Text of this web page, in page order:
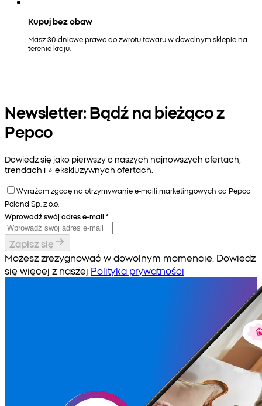
Kupuj bez obaw
Masz 30-dniowe prawo do zwrotu towaru w dowolnym sklepie na
terenie kraju.
Newsletter: Bądź na bieżąco z
Pepco
Dowiedz się jako pierwszy o naszych najnowszych ofertach,
trendach i ⭐️ ekskluzywnych ofertach.
Wyrażam zgodę na otrzymywanie e-maili marketingowych od Pepco
Poland Sp. z o.o.
Wprowadź swój adres e-mail *
Zapisz się
Możesz zrezygnować w dowolnym momencie. Dowiedz
się więcej z naszej Polityka prywatności